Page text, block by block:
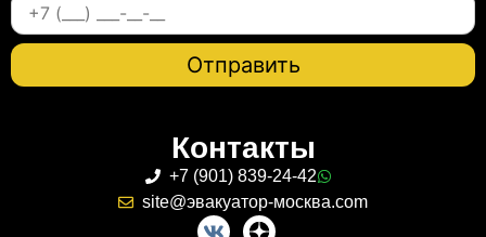
Контакты
+7 (901) 839-24-42
site@эвакуатор-москва.com